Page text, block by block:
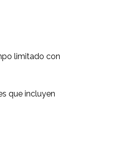
limitado con
que incluyen